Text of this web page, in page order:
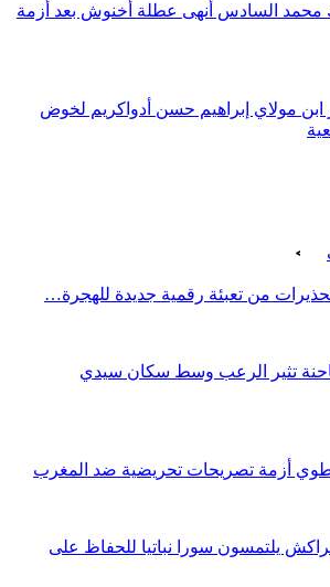
محمد السادس أنهى عطلة أخنوش بعد أزمة
ابن مولاي إبراهيم حسن أدواكريم لخوض
من تعبئة رقمية جديدة للهجرة…
تثير الرعب وسط سكان سيدي
أزمة تصريحات تحريضية ضد المغرب
إقامة نفيس 3 بمراكش يلتمسون سورا نباتيا للحفاظ على